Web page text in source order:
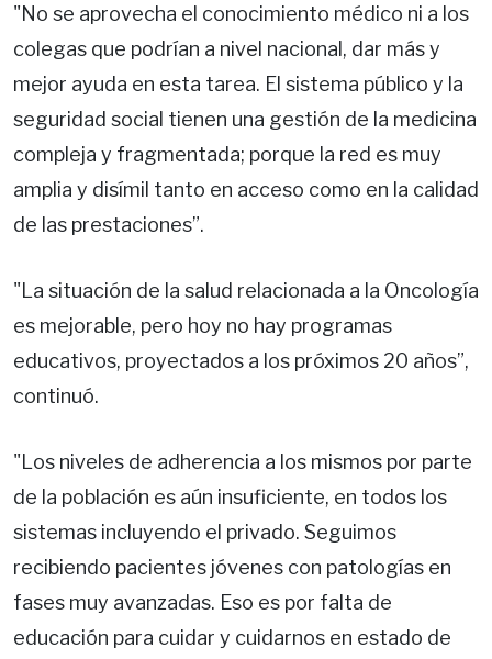
"No se aprovecha el conocimiento médico ni a los
colegas que podrían a nivel nacional, dar más y
mejor ayuda en esta tarea. El sistema público y la
seguridad social tienen una gestión de la medicina
compleja y fragmentada; porque la red es muy
amplia y disímil tanto en acceso como en la calidad
de las prestaciones”.
"La situación de la salud relacionada a la Oncología
es mejorable, pero hoy no hay programas
educativos, proyectados a los próximos 20 años”,
continuó.
"Los niveles de adherencia a los mismos por parte
de la población es aún insuficiente, en todos los
sistemas incluyendo el privado. Seguimos
recibiendo pacientes jóvenes con patologías en
fases muy avanzadas. Eso es por falta de
educación para cuidar y cuidarnos en estado de